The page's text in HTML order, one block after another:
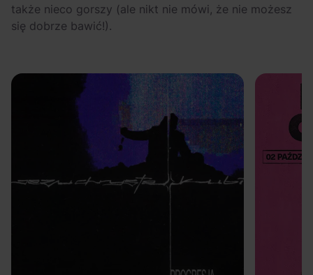
także nieco gorszy (ale nikt nie mówi, że nie możesz
się dobrze bawić!).